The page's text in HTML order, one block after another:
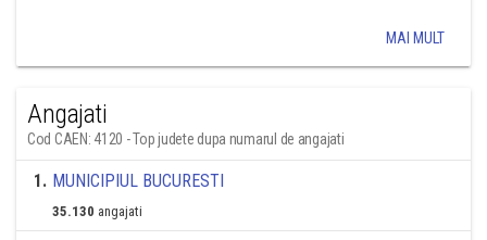
MAI MULT
Angajati
Cod CAEN: 4120 - Top judete dupa numarul de angajati
1. MUNICIPIUL BUCURESTI
35.130 angajati